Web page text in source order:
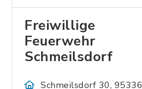
Freiwillige
Feuerwehr
Schmeilsdorf
Schmeilsdorf 30, 95336